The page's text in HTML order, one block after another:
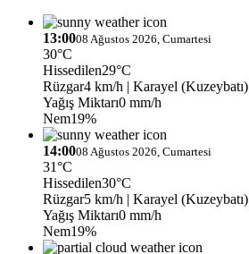
13:0008 Ağustos 2026, Cumartesi
30°C
Hissedilen29°C
Rüzgar4 km/h | Karayel (Kuzeybatı)
Yağış Miktarı0 mm/h
Nem19%
14:0008 Ağustos 2026, Cumartesi
31°C
Hissedilen30°C
Rüzgar5 km/h | Karayel (Kuzeybatı)
Yağış Miktarı0 mm/h
Nem19%